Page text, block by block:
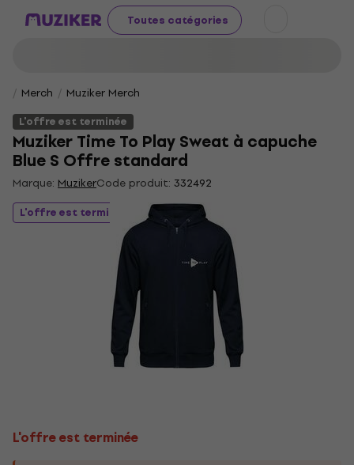
Toutes catégories
Merch
Muziker Merch
L'offre est terminée
Muziker Time To Play Sweat à capuche
Blue S Offre standard
Marque: MuzikerCode produit: 332492
L'offre est terminée
L'offre est terminée